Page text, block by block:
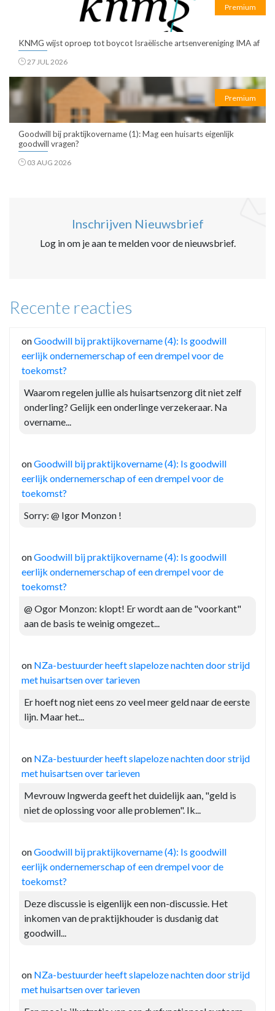
Premium
KNMG wijst oproep tot boycot Israëlische artsenvereniging IMA af
27 JUL 2026
Premium
Goodwill bij praktijkovername (1): Mag een huisarts eigenlijk
goodwill vragen?
03 AUG 2026
Inschrijven Nieuwsbrief
Log in om je aan te melden voor de nieuwsbrief.
Recente reacties
onGoodwill bij praktijkovername (4): Is goodwill
eerlijk ondernemerschap of een drempel voor de
toekomst?
Waarom regelen jullie als huisartsenzorg dit niet zelf
onderling? Gelijk een onderlinge verzekeraar. Na
overname...
onGoodwill bij praktijkovername (4): Is goodwill
eerlijk ondernemerschap of een drempel voor de
toekomst?
Sorry: @ Igor Monzon !
onGoodwill bij praktijkovername (4): Is goodwill
eerlijk ondernemerschap of een drempel voor de
toekomst?
@ Ogor Monzon: klopt! Er wordt aan de "voorkant"
aan de basis te weinig omgezet...
on NZa-bestuurder heeft slapeloze nachten door strijd
met huisartsen over tarieven
Er hoeft nog niet eens zo veel meer geld naar de eerste
lijn. Maar het...
on NZa-bestuurder heeft slapeloze nachten door strijd
met huisartsen over tarieven
Mevrouw Ingwerda geeft het duidelijk aan, "geld is
niet de oplossing voor alle problemen". Ik...
onGoodwill bij praktijkovername (4): Is goodwill
eerlijk ondernemerschap of een drempel voor de
toekomst?
Deze discussie is eigenlijk een non-discussie. Het
inkomen van de praktijkhouder is dusdanig dat
goodwill...
on NZa-bestuurder heeft slapeloze nachten door strijd
met huisartsen over tarieven